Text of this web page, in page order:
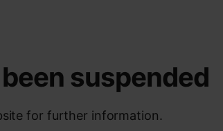
suspended
for further information.